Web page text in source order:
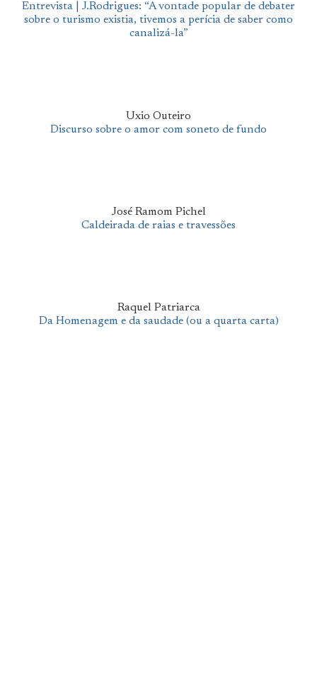
Entrevista | J.Rodrigues: “A vontade popular de debater
sobre o turismo existia, tivemos a perícia de saber como
canalizá-la”
Uxio Outeiro
Discurso sobre o amor com soneto de fundo
José Ramom Pichel
Caldeirada de raias e travessões
Raquel Patriarca
Da Homenagem e da saudade (ou a quarta carta)